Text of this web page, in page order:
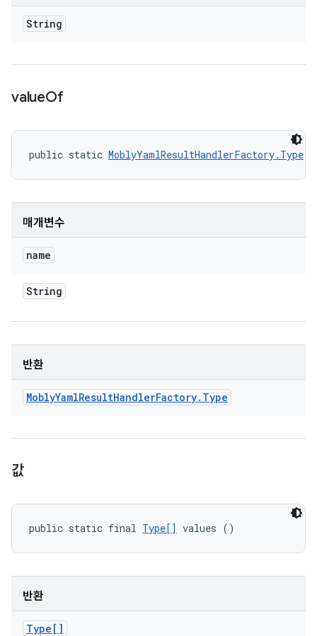
String
valueOf
public static MoblyYamlResultHandlerFactory.Type
매개변수
name
String
반환
MoblyYamlResultHandlerFactory. Type
값
public static final Type[] values ()
반환
Type[]